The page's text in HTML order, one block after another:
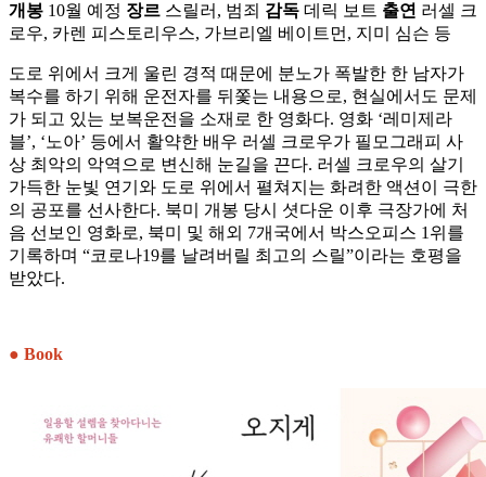
개봉 10월 예정 장르 스릴러, 범죄 감독 데릭 보트 출연 러셀 크
로우, 카렌 피스토리우스, 가브리엘 베이트먼, 지미 심슨 등
도로 위에서 크게 울린 경적 때문에 분노가 폭발한 한 남자가
복수를 하기 위해 운전자를 뒤쫓는 내용으로, 현실에서도 문제
가 되고 있는 보복운전을 소재로 한 영화다. 영화 ‘레미제라
블’, ‘노아’ 등에서 활약한 배우 러셀 크로우가 필모그래피 사
상 최악의 악역으로 변신해 눈길을 끈다. 러셀 크로우의 살기
가득한 눈빛 연기와 도로 위에서 펼쳐지는 화려한 액션이 극한
의 공포를 선사한다. 북미 개봉 당시 셧다운 이후 극장가에 처
음 선보인 영화로, 북미 및 해외 7개국에서 박스오피스 1위를
기록하며 “코로나19를 날려버릴 최고의 스릴”이라는 호평을
받았다.
● Book